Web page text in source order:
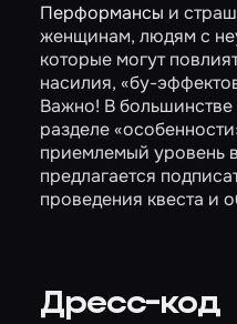
Перформансы и
женщинам, людям с
которые могут
насилия, «бу-
Важно! В большинстве
разделе
приемлемый уровень
предлагается
проведения квеста и
Дресс-код